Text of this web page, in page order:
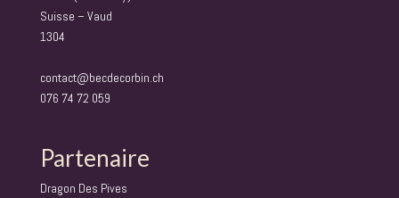
Suisse – Vaud
1304
contact@becdecorbin.ch
076 74 72 059
Partenaire
Dragon Des Pives